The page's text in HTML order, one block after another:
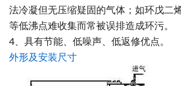
法冷凝但无压缩疑固的气体；如环戊二
等低沸点难收集而常被误排造成环污。
4、具有节能、低噪声、低返修优点。
外形及安装尺寸